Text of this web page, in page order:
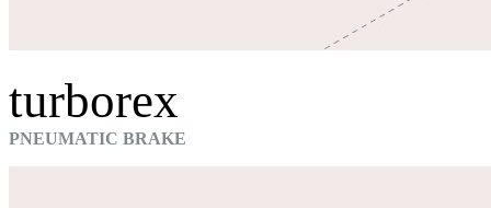
turborex
PNEUMATIC BRAKE